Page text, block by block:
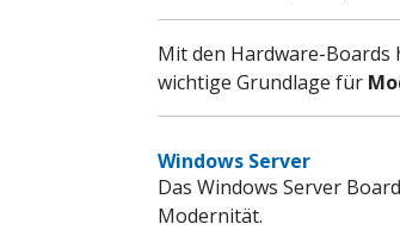
Mit den Hardware-Boards
wichtige Grundlage für
Windows Server
Das Windows Server
Modernität.